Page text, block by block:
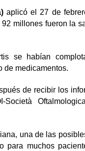
aplicó el 27 de
millones fueron la
se habían
de medicamentos.
de recibir los
una de las
para muchos